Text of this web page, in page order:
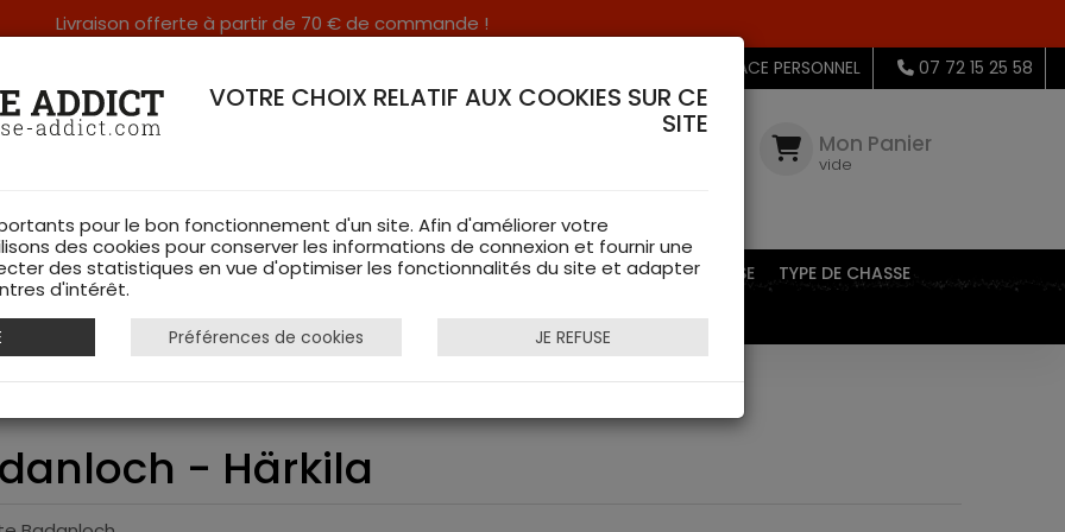
Livraison offerte à partir de 70 € de commande !
DANS LES VOSGES & SUR INTERNET MON ESPACE PERSONNEL 07 72 15 25 58
Mon Panier
vide
DE CHASSE RAYON FEMME CHAUSSURES ACCESSOIRES EQUIPEMENTS DE CHASSE
TYPE DE CHASSE
Plate Badanloch - Härkila
- Härkila
VOTRE CHOIX RELATIF AUX COOKIES SUR CE
SITE
pour le bon fonctionnement d'un site. Afin d'améliorer votre
des cookies pour conserver les informations de connexion et fournir une
des statistiques en vue d'optimiser les fonctionnalités du site et adapter
d'intérêt.
Préférences de cookies JE REFUSE